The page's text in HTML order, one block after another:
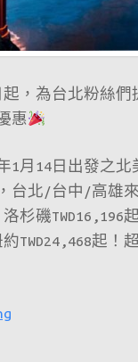
起，為台北粉絲們
惠
1月14日出發之北
台北/台中/高雄
洛杉磯TWD16,196
約TWD24,468起！
［台